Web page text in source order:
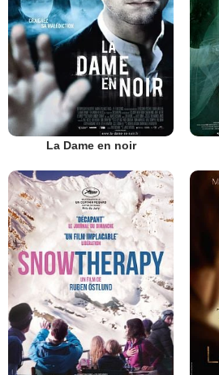
La Dame en noir